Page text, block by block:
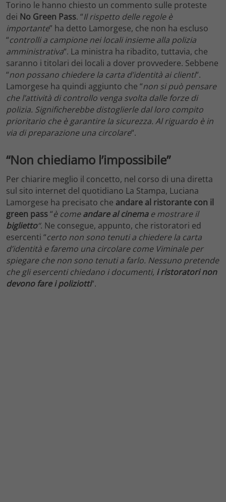
Torino le hanno chiesto un commento sulle proteste
dei No Green Pass. “Il rispetto delle regole è
importante” ha detto Lamorgese, che non ha escluso
“controlli a campione nei locali insieme alla polizia
amministrativa“. La ministra ha ribadito, tuttavia, che
saranno i titolari dei locali a dover provvedere. Sebbene
“non possano chiedere la carta d’identità ai clienti“.
Lamorgese ha quindi aggiunto che “non si può pensare
che l’attività di controllo venga svolta dalle forze di
polizia. Significherebbe distoglierle dal loro compito
prioritario che è garantire la sicurezza. Al riguardo è in
via di preparazione una circolare“.
“Non chiediamo l’impossibile”
Per chiarire meglio il concetto, nel corso di una diretta
sul sito internet del quotidiano La Stampa, Luciana
Lamorgese ha precisato che andare al ristorante con il
green pass“è comeandare al cinemae mostrare il
biglietto“. Ne consegue, appunto, che ristoratori ed
esercenti “certo non sono tenuti a chiedere la carta
d’identità e faremo una circolare come Viminale per
spiegare che non sono tenuti a farlo. Nessuno pretende
che gli esercenti chiedano i documenti, i ristoratori non
devono fare i poliziotti“.